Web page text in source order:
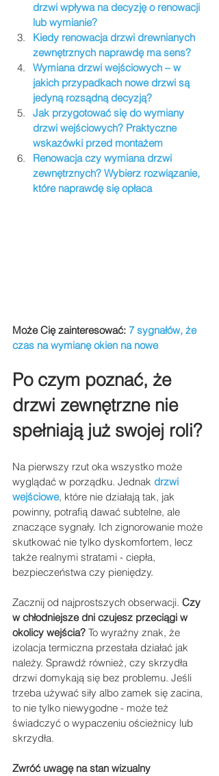
drzwi wpływa na decyzję o renowacji
lub wymianie?
Kiedy renowacja drzwi drewnianych
zewnętrznych naprawdę ma sens?
Wymiana drzwi wejściowych – w
jakich przypadkach nowe drzwi są
jedyną rozsądną decyzją?
Jak przygotować się do wymiany
drzwi wejściowych? Praktyczne
wskazówki przed montażem
Renowacja czy wymiana drzwi
zewnętrznych? Wybierz rozwiązanie,
które naprawdę się opłaca
Może Cię zainteresować: 7 sygnałów, że
czas na wymianę okien na nowe
Po czym poznać, że
drzwi zewnętrzne nie
spełniają już swojej roli?
Na pierwszy rzut oka wszystko może
wyglądać w porządku. Jednak drzwi
wejściowe, które nie działają tak, jak
powinny, potrafią dawać subtelne, ale
znaczące sygnały. Ich zignorowanie może
skutkować nie tylko dyskomfortem, lecz
także realnymi stratami - ciepła,
bezpieczeństwa czy pieniędzy.
Zacznij od najprostszych obserwacji. Czy
w chłodniejsze dni czujesz przeciągi w
okolicy wejścia? To wyraźny znak, że
izolacja termiczna przestała działać jak
należy. Sprawdź również, czy skrzydła
drzwi domykają się bez problemu. Jeśli
trzeba używać siły albo zamek się zacina,
to nie tylko niewygodne - może też
świadczyć o wypaczeniu ościeżnicy lub
skrzydła.
Zwróć uwagę na stan wizualny